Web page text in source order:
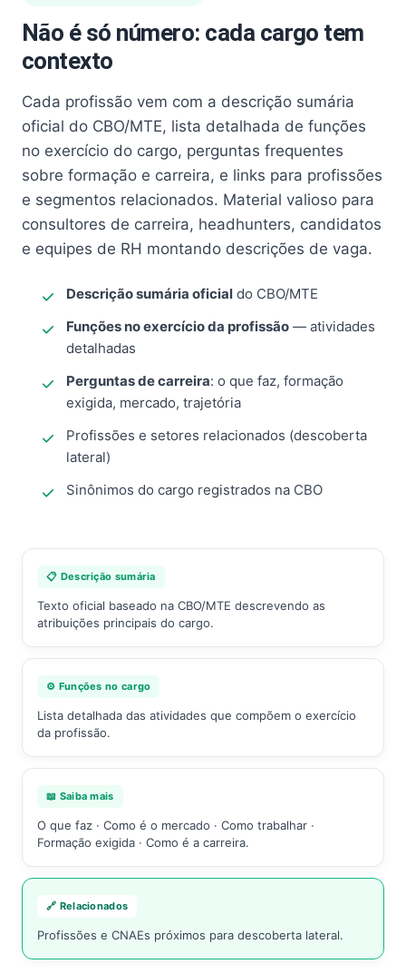
Não é só número: cada cargo tem
contexto
Cada profissão vem com a descrição sumária
oficial do CBO/MTE, lista detalhada de funções
no exercício do cargo, perguntas frequentes
sobre formação e carreira, e links para profissões
e segmentos relacionados. Material valioso para
consultores de carreira, headhunters, candidatos
e equipes de RH montando descrições de vaga.
Descrição sumária oficial do CBO/MTE
Funções no exercício da profissão — atividades
detalhadas
Perguntas de carreira: o que faz, formação
exigida, mercado, trajetória
Profissões e setores relacionados (descoberta
lateral)
Sinônimos do cargo registrados na CBO
📋 Descrição sumária
Texto oficial baseado na CBO/MTE descrevendo as
atribuições principais do cargo.
⚙️ Funções no cargo
Lista detalhada das atividades que compõem o exercício
da profissão.
📖 Saiba mais
O que faz · Como é o mercado · Como trabalhar ·
Formação exigida · Como é a carreira.
🔗 Relacionados
Profissões e CNAEs próximos para descoberta lateral.